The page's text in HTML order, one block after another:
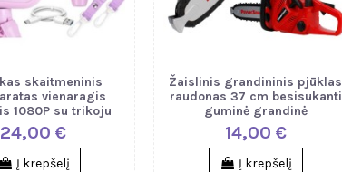
skaitmeninis
vienaragis
1080P su trikoju
24,00 €
Į krepšelį
Žaislinis grandininis pjūklas
raudonas 37 cm besisukanti
guminė grandinė
14,00 €
Į krepšelį